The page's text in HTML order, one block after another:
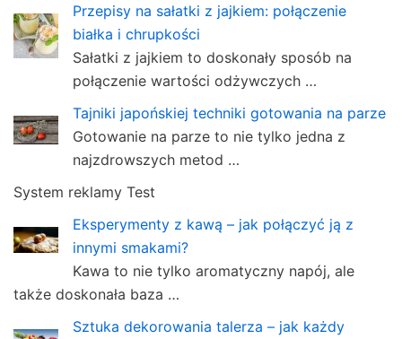
Przepisy na sałatki z jajkiem: połączenie
białka i chrupkości
Sałatki z jajkiem to doskonały sposób na
połączenie wartości odżywczych …
Tajniki japońskiej techniki gotowania na parze
Gotowanie na parze to nie tylko jedna z
najzdrowszych metod …
System reklamy Test
Eksperymenty z kawą – jak połączyć ją z
innymi smakami?
Kawa to nie tylko aromatyczny napój, ale
także doskonała baza …
Sztuka dekorowania talerza – jak każdy